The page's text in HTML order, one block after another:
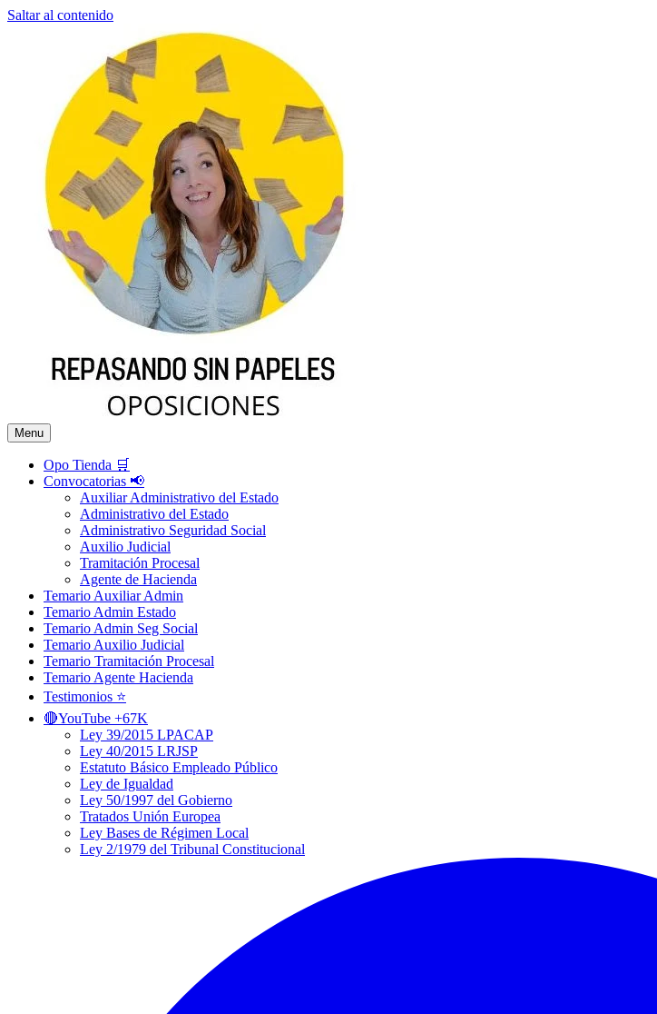
Saltar al contenido
Menu
Opo Tienda 🛒
Convocatorias 📢
Auxiliar Administrativo del Estado
Administrativo del Estado
Administrativo Seguridad Social
Auxilio Judicial
Tramitación Procesal
Agente de Hacienda
Temario Auxiliar Admin
Temario Admin Estado
Temario Admin Seg Social
Temario Auxilio Judicial
Temario Tramitación Procesal
Temario Agente Hacienda
Testimonios ⭐️
🔴YouTube +67K
Ley 39/2015 LPACAP
Ley 40/2015 LRJSP
Estatuto Básico Empleado Público
Ley de Igualdad
Ley 50/1997 del Gobierno
Tratados Unión Europea
Ley Bases de Régimen Local
Ley 2/1979 del Tribunal Constitucional